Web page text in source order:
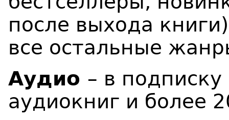
после выхода
все остальные
Аудио – в
аудиокниг и более